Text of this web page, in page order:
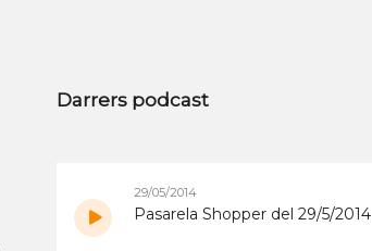
Darrers podcast
29/05/2014
Pasarela Shopper del 29/5/2014